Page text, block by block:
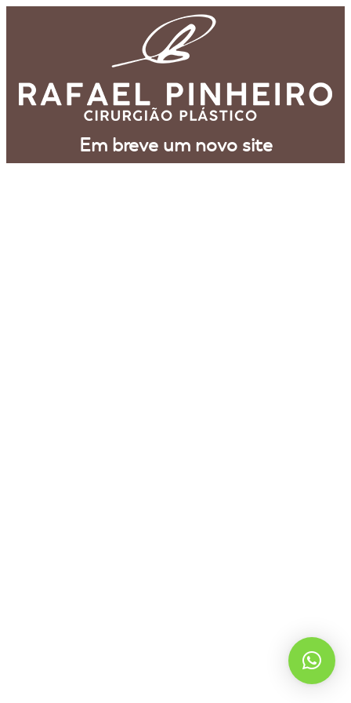
Em breve um novo site